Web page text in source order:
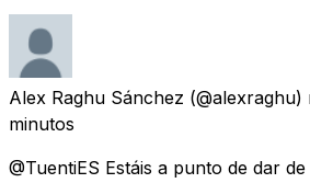
Alex Raghu Sánchez
minutos
@TuentiES Estáis a punto de dar